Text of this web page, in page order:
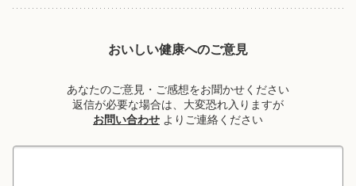
おいしい健康へのご意見
あなたのご意見・ご感想をお聞かせください
返信が必要な場合は、大変恐れ入りますが
お問い合わせ よりご連絡ください